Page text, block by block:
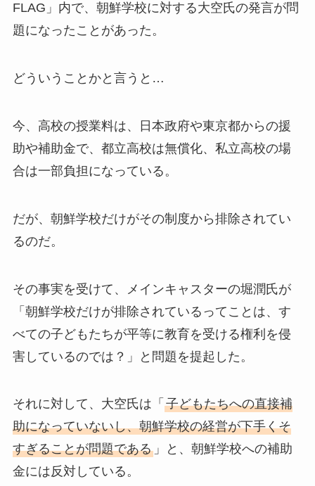
FLAG」内で、朝鮮学校に対する大空氏の発言が問
題になったことがあった。
どういうことかと言うと…
今、高校の授業料は、日本政府や東京都からの援
助や補助金で、都立高校は無償化、私立高校の場
合は一部負担になっている。
だが、朝鮮学校だけがその制度から排除されてい
るのだ。
その事実を受けて、メインキャスターの堀潤氏が
「朝鮮学校だけが排除されているってことは、す
べての子どもたちが平等に教育を受ける権利を侵
害しているのでは？」と問題を提起した。
それに対して、大空氏は「 子どもたちへの直接補
助になっていないし、朝鮮学校の経営が下手くそ
すぎることが問題である」と、朝鮮学校への補助
金には反対している。